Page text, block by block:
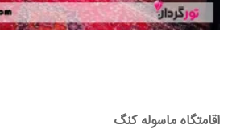
اقامتگاه ماسوله کنگ